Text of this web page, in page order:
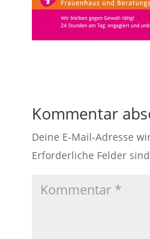
Kommentar
Deine E-Mail-Adresse
Erforderliche Felder